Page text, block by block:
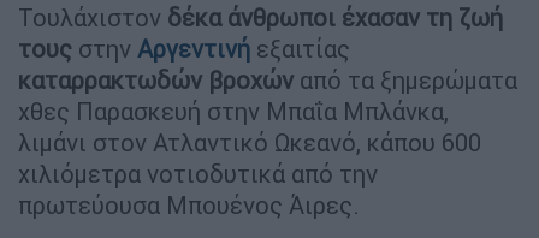
Τουλάχιστον δέκα άνθρωποι έχασαν τη ζωή
τους στην Αργεντινή εξαιτίας
καταρρακτωδών βροχών από τα ξημερώματα
χθες Παρασκευή στην Μπαΐα Μπλάνκα,
λιμάνι στον Ατλαντικό Ωκεανό, κάπου 600
χιλιόμετρα νοτιοδυτικά από την
πρωτεύουσα Μπουένος Άιρες.